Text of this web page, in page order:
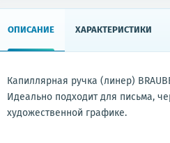
ОПИСАНИЕ ХАРАКТЕРИСТИКИ
Капиллярная ручка (линер)
Идеально подходит для письма,
художественной графике.